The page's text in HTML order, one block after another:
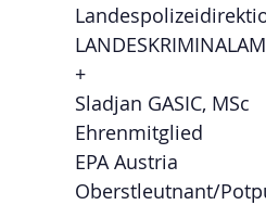
+
Sladjan GASIC, MSc
Ehrenmitglied
EPA Austria
Oberstleutnant/